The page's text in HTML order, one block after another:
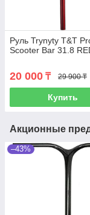
Руль Trynyty T&T
Scooter Bar 31.8
20 000 ₸ 29 900 ₸
Купить
Акционные
–43%